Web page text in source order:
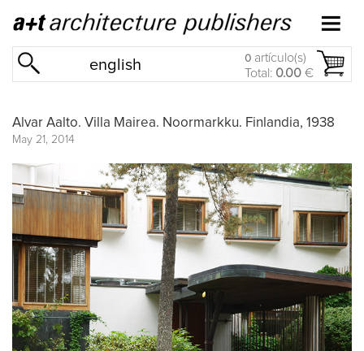
english 0 artículo(s)
Total: 0.00 €
Alvar Aalto. Villa Mairea. Noormarkku. Finlandia, 1938
May 21, 2014